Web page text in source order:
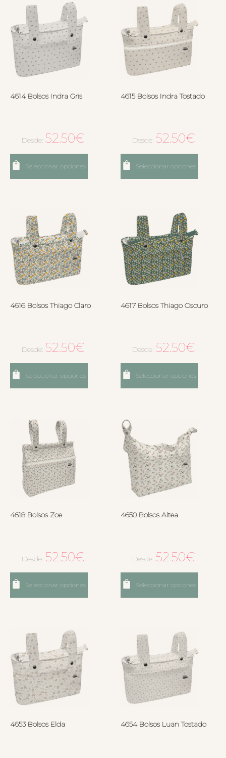
4614 Bolsos Indra Gris
Desde: 52.50€
Seleccionar opciones
4615 Bolsos Indra Tostado
Desde: 52.50€
Seleccionar opciones
4616 Bolsos Thiago Claro
Desde: 52.50€
Seleccionar opciones
4617 Bolsos Thiago Oscuro
Desde: 52.50€
Seleccionar opciones
4618 Bolsos Zoe
Desde: 52.50€
Seleccionar opciones
4650 Bolsos Altea
Desde: 52.50€
Seleccionar opciones
4653 Bolsos Elda 4654 Bolsos Luan Tostado